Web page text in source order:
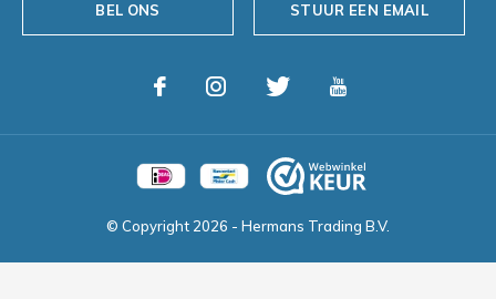
BEL ONS STUUR EEN EMAIL
© Copyright 2026 - Hermans Trading B.V.